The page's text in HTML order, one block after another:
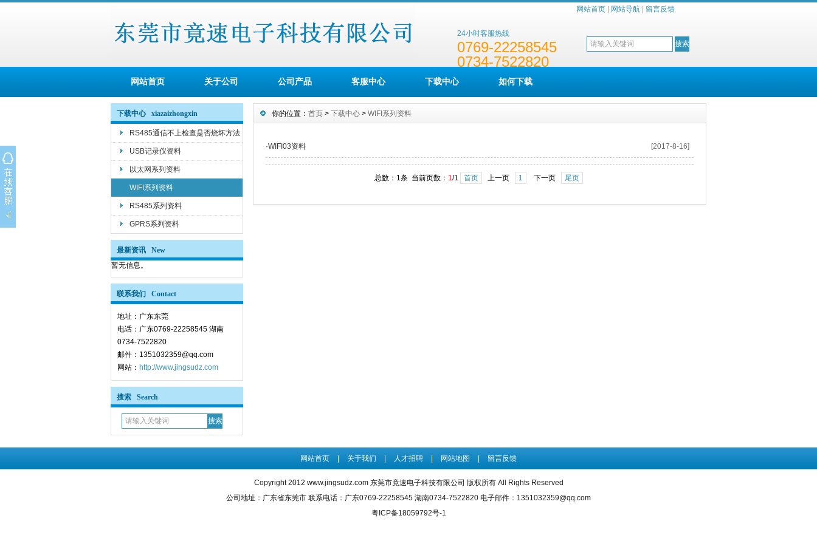
网站首页| 网站导航| 留言反馈
24小时客服热线
0769-22258545
0734-7522820
网站首页 关于公司 公司产品 客服中心 下载中心 如何下载
下载中心 xiazaizhongxin
RS485通信不上检查是否烧坏方法
USB记录仪资料
以太网系列资料
WIFI系列资料
RS485系列资料
GPRS系列资料
最新资讯 New
暂无信息。
联系我们 Contact
地址：广东东莞
电话：广东0769-22258545 湖南
0734-7522820
邮件：1351032359@qq.com
网站： http://www.jingsudz.com
搜索 Search
你的位置： 首页 > 下载中心 > WIFI系列资料
·WIFI03资料 [2017-8-16]
总数：1条 当前页数： 1/1 首页 上一页 1 下一页 尾页
网站首页 关于我们 人才招聘 网站地图 留言反馈
Copyright 2012 www.jingsudz.com东莞市竟速电子科技有限公司 版权所有 All Rights Reserved
公司地址：广东省东莞市 联系电话：广东0769-22258545 湖南0734-7522820 电子邮件：1351032359@qq.com
粤ICP备18059792号-1